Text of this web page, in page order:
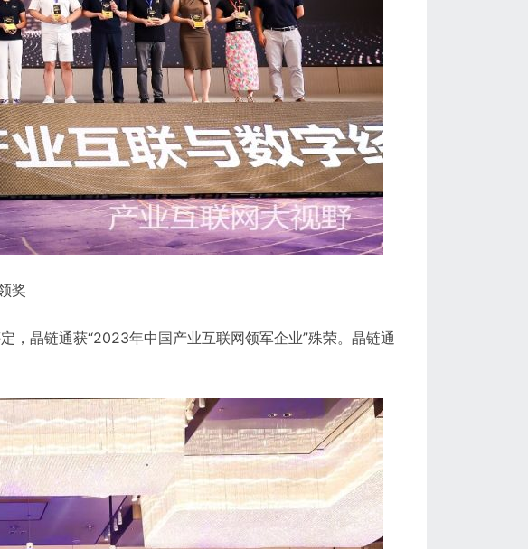
奖
，晶链通获“2023年中国产业互联网领军企业”殊荣。晶链通